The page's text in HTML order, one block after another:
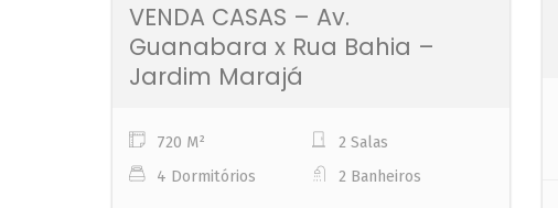
VENDA CASAS – Av.
Guanabara x Rua Bahia –
Jardim Marajá
720 M²
2 Salas
4 Dormitórios
2 Banheiros